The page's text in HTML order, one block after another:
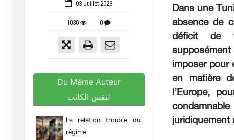
03 Juillet 2023
1030 0
Du Même Auteur
لنفس الكاتب
La relation trouble du
régime
Dans une
absence de
déficit de
supposément
imposer pour
en matière
l’Europe,
juridiquement